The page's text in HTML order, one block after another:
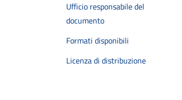
Ufficio responsabile del
documento
Formati disponibili
Licenza di distribuzione